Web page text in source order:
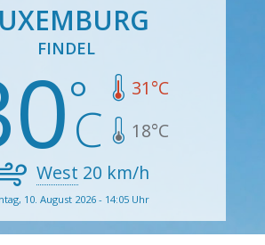
FINDEL
31°C
18°C
West 20 km/h
10. August 2026 - 14:05 Uhr